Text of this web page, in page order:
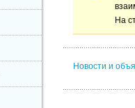
На
Новости и